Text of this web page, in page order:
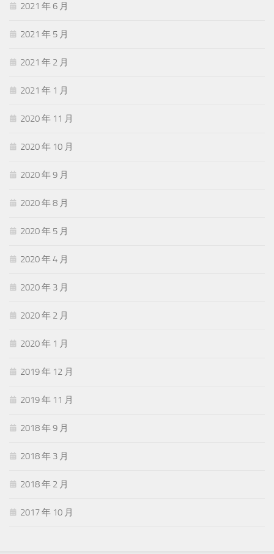
2021 年 6 月
2021 年 5 月
2021 年 2 月
2021 年 1 月
2020 年 11 月
2020 年 10 月
2020 年 9 月
2020 年 8 月
2020 年 5 月
2020 年 4 月
2020 年 3 月
2020 年 2 月
2020 年 1 月
2019 年 12 月
2019 年 11 月
2018 年 9 月
2018 年 3 月
2018 年 2 月
2017 年 10 月